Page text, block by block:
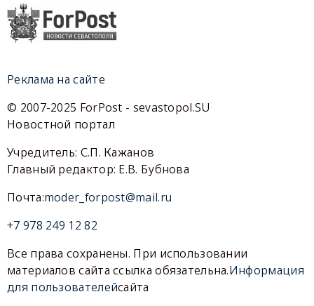
Реклама на сайте
© 2007-2025 ForPost - sevastopol.SU
Новостной портал
Учредитель: С.П. Кажанов
Главный редактор: Е.В. Бубнова
Почта:moder_forpost@mail.ru
+7 978 249 12 82
Все права сохранены. При использовании
материалов сайта ссылка обязательна.Информация
для пользователейсайта